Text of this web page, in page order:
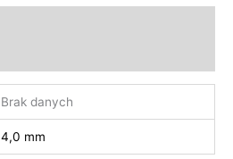
Brak danych
4,0 mm